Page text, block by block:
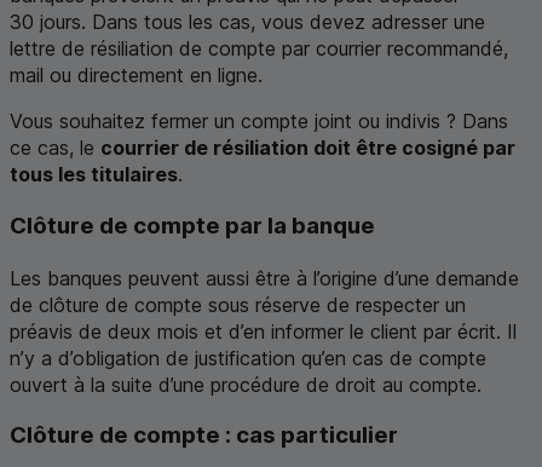
30 jours. Dans tous les cas, vous devez adresser une
lettre de résiliation de compte par courrier recommandé,
mail ou directement en ligne.
Vous souhaitez fermer un compte joint ou indivis ? Dans
ce cas, le courrier de résiliation doit être cosigné par
tous les titulaires.
Clôture de compte par la banque
Les banques peuvent aussi être à l’origine d’une demande
de clôture de compte sous réserve de respecter un
préavis de deux mois et d’en informer le client par écrit. Il
n’y a d’obligation de justification qu’en cas de compte
ouvert à la suite d’une procédure de droit au compte.
Clôture de compte : cas particulier